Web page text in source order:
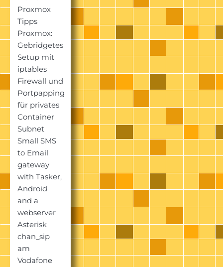
Proxmox
Tipps
Proxmox:
Gebridgetes
Setup mit
iptables
Firewall und
Portpapping
für privates
Container
Subnet
Small SMS
to Email
gateway
with Tasker,
Android
and a
webserver
Asterisk
chan_sip
am
Vodafone